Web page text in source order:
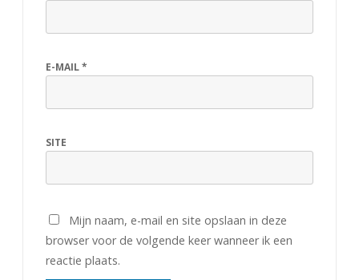
E-MAIL*
SITE
Mijn naam, e-mail en site opslaan in deze
browser voor de volgende keer wanneer ik een
reactie plaats.